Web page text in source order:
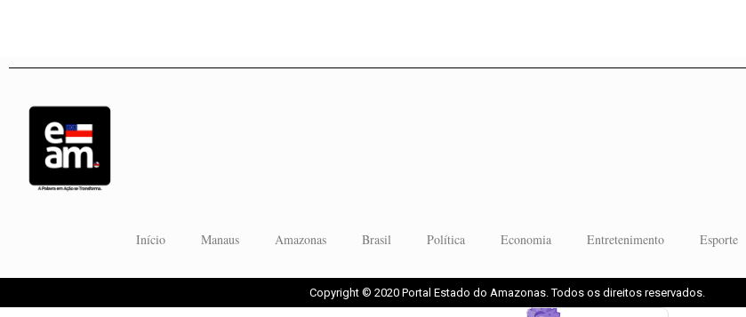
Início Manaus Amazonas Brasil Política Economia Entretenimento Esporte
Copyright © 2020 Portal Estado do Amazonas. Todos os direitos reservados.